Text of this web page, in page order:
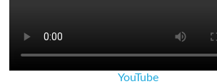
YouTube